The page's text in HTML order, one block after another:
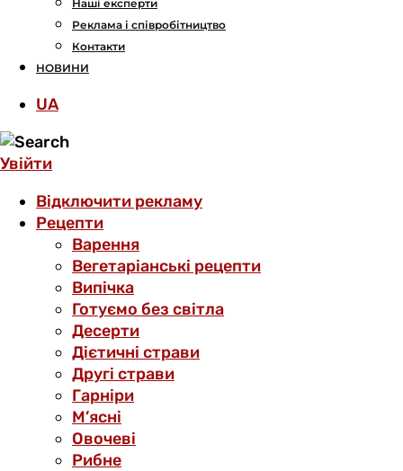
Наші експерти
Реклама і співробітництво
Контакти
НОВИНИ
UA
Увійти
Відключити рекламу
Рецепти
Варення
Вегетаріанські рецепти
Випічка
Готуємо без світла
Десерти
Дієтичні страви
Другі страви
Гарніри
М’ясні
Овочеві
Рибне